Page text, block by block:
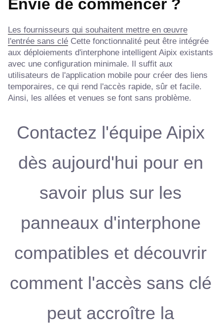
Envie de commencer ?
Les fournisseurs qui souhaitent mettre en œuvre
l'entrée sans clé Cette fonctionnalité peut être intégrée
aux déploiements d'interphone intelligent Aipix existants
avec une configuration minimale. Il suffit aux
utilisateurs de l'application mobile pour créer des liens
temporaires, ce qui rend l'accès rapide, sûr et facile.
Ainsi, les allées et venues se font sans problème.
Contactez l'équipe Aipix
dès aujourd'hui pour en
savoir plus sur les
panneaux d'interphone
compatibles et découvrir
comment l'accès sans clé
peut accroître la